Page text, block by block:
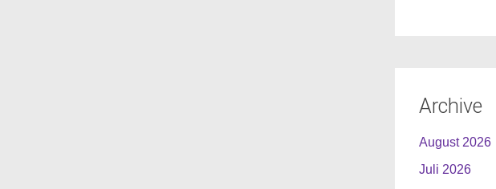
Archive
August 2026
Juli 2026